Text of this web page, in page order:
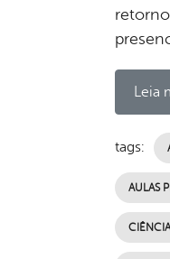
Leia
tags:
AULAS